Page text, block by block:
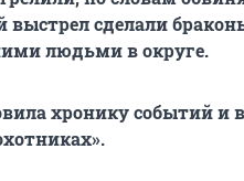
выстрел сделали
людьми в округе.
хронику событий и